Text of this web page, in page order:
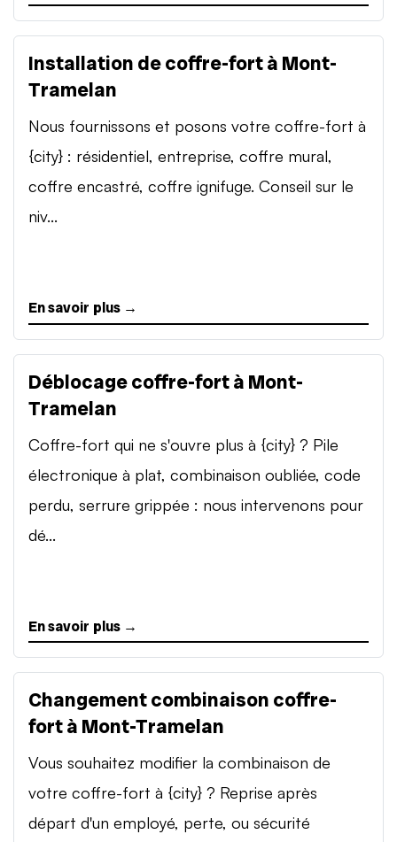
Installation de coffre-fort à Mont-
Tramelan
Nous fournissons et posons votre coffre-fort à
{city} : résidentiel, entreprise, coffre mural,
coffre encastré, coffre ignifuge. Conseil sur le
niv...
En savoir plus →
Déblocage coffre-fort à Mont-
Tramelan
Coffre-fort qui ne s'ouvre plus à {city} ? Pile
électronique à plat, combinaison oubliée, code
perdu, serrure grippée : nous intervenons pour
dé...
En savoir plus →
Changement combinaison coffre-
fort à Mont-Tramelan
Vous souhaitez modifier la combinaison de
votre coffre-fort à {city} ? Reprise après
départ d'un employé, perte, ou sécurité